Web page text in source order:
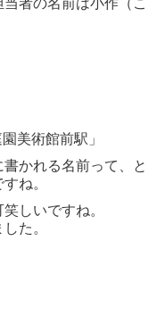
美術館前駅」
かれる名前って、と
ね。
しいですね。
た。